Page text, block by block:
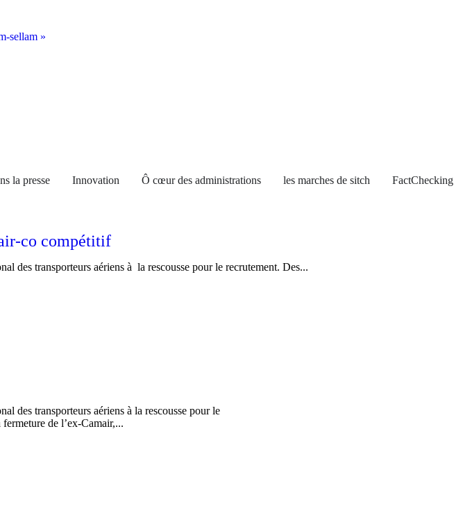
sellam »
la presse Innovation Ô cœur des administrations les marches de sitch FactChecking
co compétitif
des transporteurs aériens à la rescousse pour le recrutement. Des...
des transporteurs aériens à la rescousse pour le
de l’ex-Camair,...